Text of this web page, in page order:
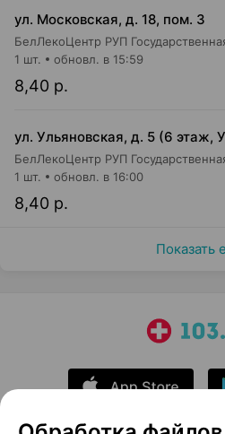
ул. Московская, д. 18, пом. 3
8,40 р.
1 шт. обновл. в 15:59
8,40 р.
1 шт. обновл. в 16:00
Показать